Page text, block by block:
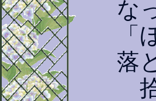
な
落